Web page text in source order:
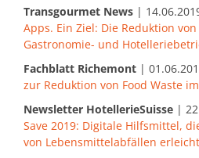
Transgourmet News |
Apps. Ein Ziel: Die Reduktion
Gastronomie- und
Fachblatt Richemont |
zur Reduktion von Food Waste
Newsletter HotellerieSuisse |
Save 2019: Digitale Hilfsmittel,
von Lebensmittelabfällen